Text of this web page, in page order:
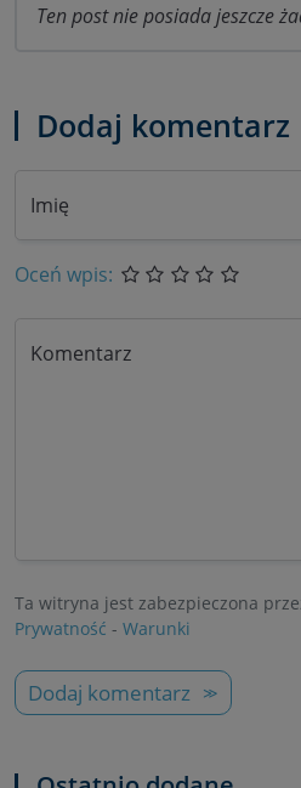
Ten post nie posiada jeszcze
Dodaj komentarz
Imię
Oceń wpis:
Komentarz
Ta witryna jest zabezpieczona
Prywatność - Warunki
Dodaj komentarz